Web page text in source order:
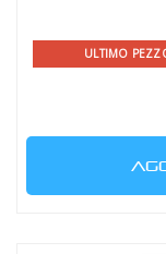
ULTIMO